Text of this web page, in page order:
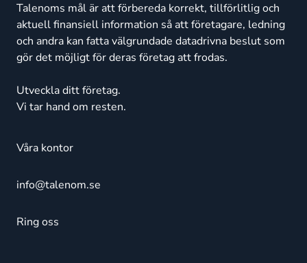
Talenoms mål är att förbereda korrekt, tillförlitlig och
aktuell finansiell information så att företagare, ledning
och andra kan fatta välgrundade datadrivna beslut som
gör det möjligt för deras företag att frodas.
Utveckla ditt företag.
Vi tar hand om resten.
Våra kontor
info@talenom.se
Ring oss